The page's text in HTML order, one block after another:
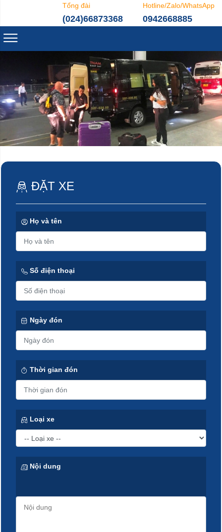
Tổng đài
(024)66873368
Hotline/Zalo/WhatsApp
0942668885
ĐẶT XE
Họ và tên
Số điện thoại
Ngày đón
Thời gian đón
Loại xe
Nội dung